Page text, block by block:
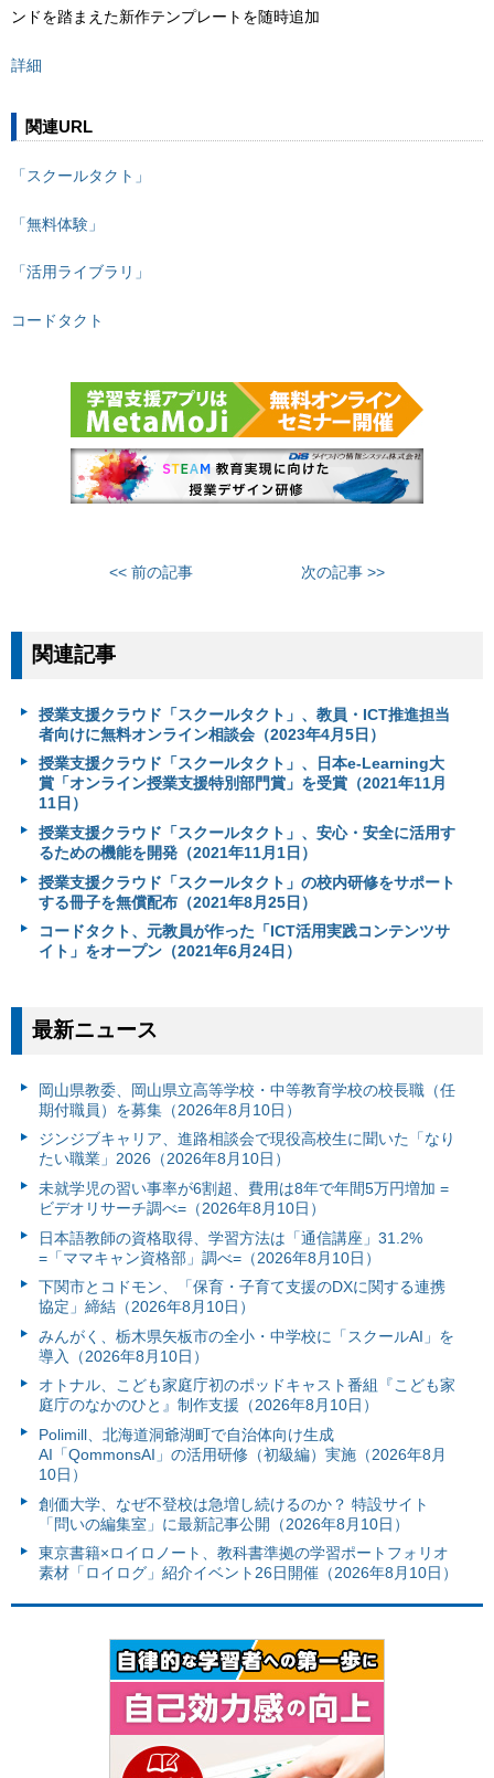
ンドを踏まえた新作テンプレートを随時追加
詳細
関連URL
「スクールタクト」
「無料体験」
「活用ライブラリ」
コードタクト
<< 前の記事 次の記事 >>
関連記事
授業支援クラウド「スクールタクト」、教員・ICT推進担当
者向けに無料オンライン相談会（2023年4月5日）
授業支援クラウド「スクールタクト」、日本e-Learning大
賞「オンライン授業支援特別部門賞」を受賞（2021年11月
11日）
授業支援クラウド「スクールタクト」、安心・安全に活用す
るための機能を開発（2021年11月1日）
授業支援クラウド「スクールタクト」の校内研修をサポート
する冊子を無償配布（2021年8月25日）
コードタクト、元教員が作った「ICT活用実践コンテンツサ
イト」をオープン（2021年6月24日）
最新ニュース
岡山県教委、岡山県立高等学校・中等教育学校の校長職（任
期付職員）を募集（2026年8月10日）
ジンジブキャリア、進路相談会で現役高校生に聞いた「なり
たい職業」2026（2026年8月10日）
未就学児の習い事率が6割超、費用は8年で年間5万円増加 =
ビデオリサーチ調べ=（2026年8月10日）
日本語教師の資格取得、学習方法は「通信講座」31.2%
=「ママキャン資格部」調べ=（2026年8月10日）
下関市とコドモン、「保育・子育て支援のDXに関する連携
協定」締結（2026年8月10日）
みんがく、栃木県矢板市の全小・中学校に「スクールAI」を
導入（2026年8月10日）
オトナル、こども家庭庁初のポッドキャスト番組『こども家
庭庁のなかのひと』制作支援（2026年8月10日）
Polimill、北海道洞爺湖町で自治体向け生成
AI「QommonsAI」の活用研修（初級編）実施（2026年8月
10日）
創価大学、なぜ不登校は急増し続けるのか？ 特設サイト
「問いの編集室」に最新記事公開（2026年8月10日）
東京書籍×ロイロノート、教科書準拠の学習ポートフォリオ
素材「ロイログ」紹介イベント26日開催（2026年8月10日）